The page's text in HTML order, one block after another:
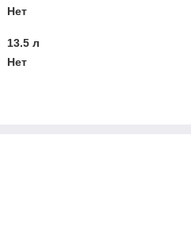
Нет
13.5 л
Нет